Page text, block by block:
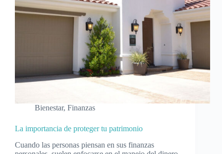
Bienestar, Finanzas
La importancia de proteger tu patrimonio
Cuando las personas piensan en sus finanzas